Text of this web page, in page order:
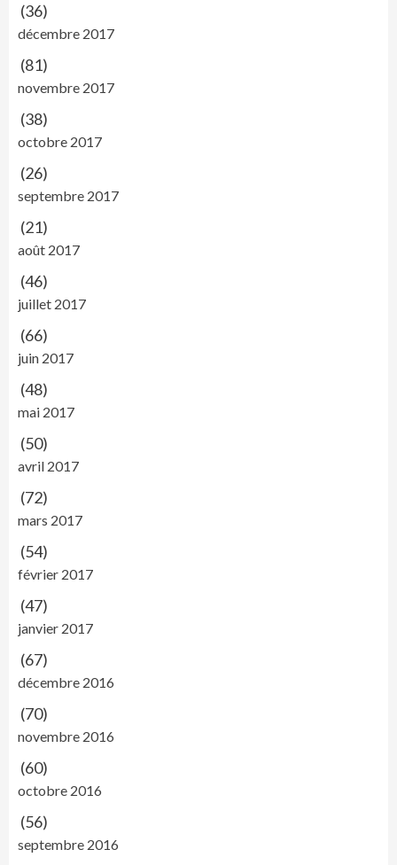
(36)
décembre 2017
(81)
novembre 2017
(38)
octobre 2017
(26)
septembre 2017
(21)
août 2017
(46)
juillet 2017
(66)
juin 2017
(48)
mai 2017
(50)
avril 2017
(72)
mars 2017
(54)
février 2017
(47)
janvier 2017
(67)
décembre 2016
(70)
novembre 2016
(60)
octobre 2016
(56)
septembre 2016